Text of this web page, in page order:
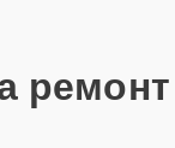
ремонт